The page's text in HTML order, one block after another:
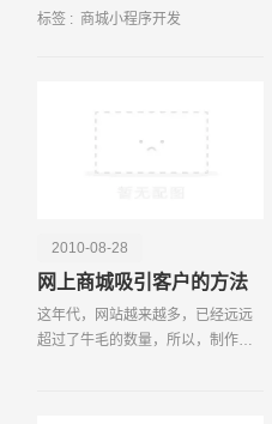
欢商城小程序，因为有了该小程序
标签 : 商城小程序开发
2010-08-28
网上商城吸引客户的方法
这年代，网站越来越多，已经远远
超过了牛毛的数量，所以，制作网